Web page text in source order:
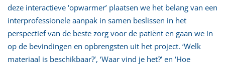
deze interactieve ‘opwarmer’ plaatsen we het belang van een
interprofessionele aanpak in samen beslissen in het
perspectief van de beste zorg voor de patiënt en gaan we in
op de bevindingen en opbrengsten uit het project. ‘Welk
materiaal is beschikbaar?’, ‘Waar vind je het?’ en ‘Hoe